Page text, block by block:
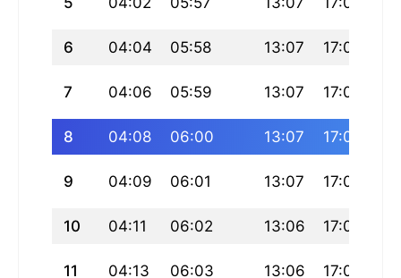
6 04:04 05:58 13:07 17:03
7 04:06 05:59 13:07 17:02
8 04:08 06:00 13:07 17:02
9 04:09 06:01 13:07 17:01
10 04:11 06:02 13:06 17:01
11 04:13 06:03 13:06 17:00